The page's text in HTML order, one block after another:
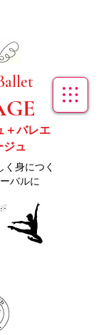
＋バレエ
ジュ
身につく
バルに